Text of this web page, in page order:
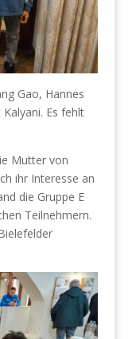
Gao, Hannes
Es fehlt
Mutter von
ihr Interesse an
die Gruppe E
Teilnehmern.